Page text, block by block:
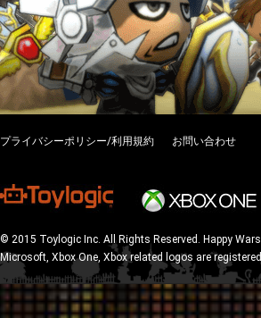
プライバシーポリシー/利用規約 お問い合わせ
© 2015 Toylogic Inc. All Rights Reserved. Happy
Microsoft, Xbox One, Xbox related logos are